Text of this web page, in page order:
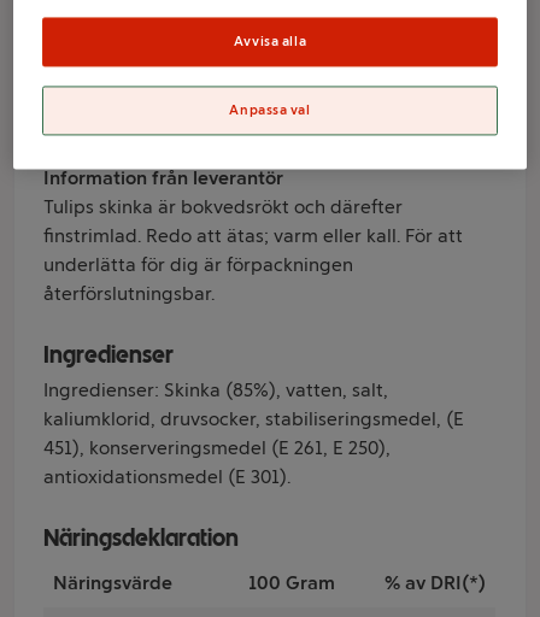
Tulip
Produktinformation
Information från leverantör
Tulips skinka är bokvedsrökt och därefter
finstrimlad. Redo att ätas; varm eller kall. För att
underlätta för dig är förpackningen
återförslutningsbar.
Ingredienser
Ingredienser: Skinka (85%), vatten, salt,
kaliumklorid, druvsocker, stabiliseringsmedel, (E
451), konserveringsmedel (E 261, E 250),
antioxidationsmedel (E 301).
Näringsdeklaration
Näringsvärde 100 Gram % av DRI(*)
Avvisa alla
Anpassa val